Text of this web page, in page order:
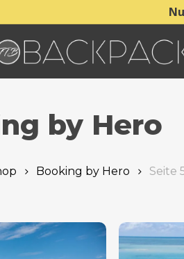
by Hero
Booking by Hero Seite